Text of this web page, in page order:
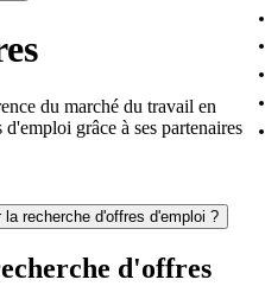
du marché du travail en
grâce à ses partenaires
recherche d'offres d'emploi ?
d'offres